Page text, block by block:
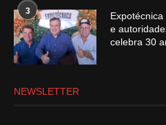
3
e
celebra 30
NEWSLETTER